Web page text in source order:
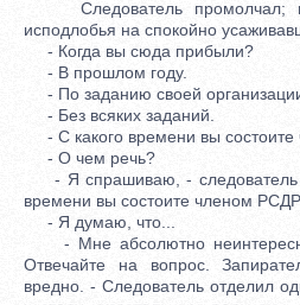
Следователь промолчал;
исподлобья на спокойно
- Когда вы сюда прибыли?
- В прошлом году.
- По заданию своей
- Без всяких заданий.
- С какого времени вы
- О чем речь?
- Я спрашиваю, - следователь
времени вы состоите членом
- Я думаю, что...
- Мне абсолютно
Отвечайте на вопрос.
вредно. - Следователь отделил